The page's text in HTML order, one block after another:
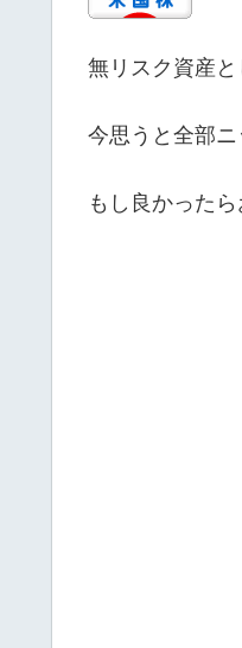
無リスク資産
今思うと全部
もし良かったら